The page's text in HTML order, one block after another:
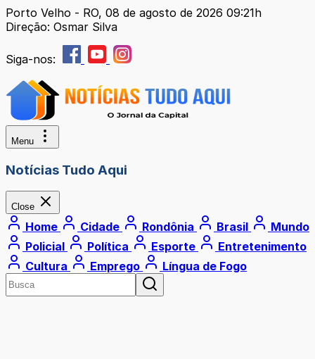
Porto Velho - RO, 08 de agosto de 2026 09:21h
Direção: Osmar Silva
Siga-nos:
Menu
Notícias Tudo Aqui
Close
Home Cidade Rondônia Brasil
Mundo
Policial
Política Esporte
Entretenimento
Cultura
Emprego Língua de Fogo